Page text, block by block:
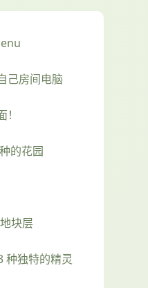
己房间电脑
的花园
块层
种独特的精灵